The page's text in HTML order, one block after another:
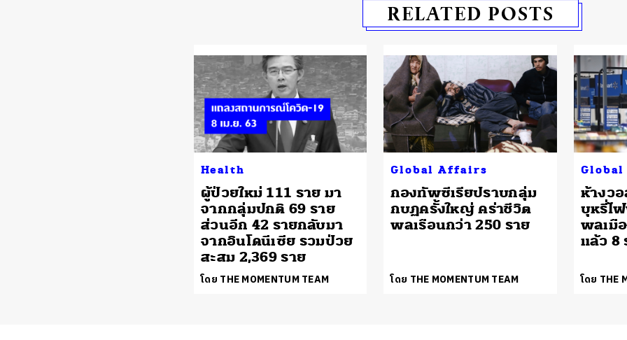
RELATED POSTS
Health
ผู้ป่วยใหม่ 111 ราย มา
จากกลุ่มปกติ 69 ราย
ส่วนอีก 42 รายกลับมา
จากอินโดนีเซีย รวมป่วย
สะสม 2,369 ราย
โดย THE MOMENTUM TEAM
Global Affairs
กองทัพซีเรียปราบกลุ่ม
กบฏครั้งใหญ่ คร่าชีวิต
พลเรือนกว่า 250 ราย
โดย THE MOMENTUM TEAM
ห้างว
บุหรี่ไ
พลเมื
แล้ว 8
โดย THE